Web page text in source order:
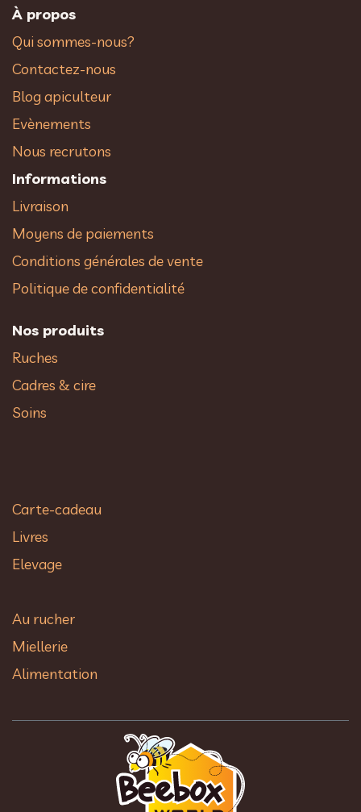
À propos
Qui sommes-nous?
Contactez-nous
Blog apiculteur
Evènements
Nous recrutons
Informations
Livraison
Moyens de paiements
Conditions générales de vente
Politique de confidentialité
Nos produits
Ruches
Cadres & cire
Soins
Carte-cadeau
Livres
Elevage
Au rucher​
Miellerie
Alimentation